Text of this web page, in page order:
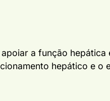
a função
hepático e o